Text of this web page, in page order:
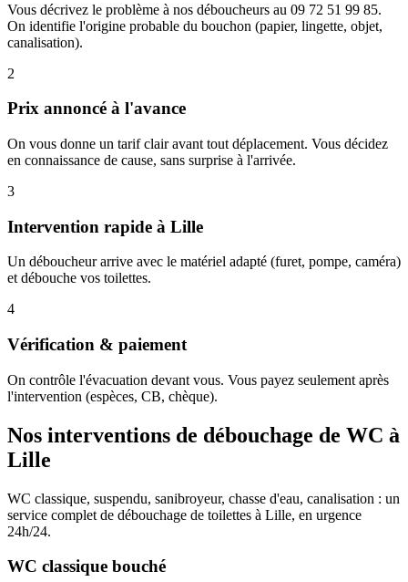
Vous décrivez le problème à nos déboucheurs au 09 72 51 99 85.
On identifie l'origine probable du bouchon (papier, lingette, objet,
canalisation).
2
Prix annoncé à l'avance
On vous donne un tarif clair avant tout déplacement. Vous décidez
en connaissance de cause, sans surprise à l'arrivée.
3
Intervention rapide à Lille
Un déboucheur arrive avec le matériel adapté (furet, pompe, caméra)
et débouche vos toilettes.
4
Vérification & paiement
On contrôle l'évacuation devant vous. Vous payez seulement après
l'intervention (espèces, CB, chèque).
Nos interventions de débouchage de WC à
Lille
WC classique, suspendu, sanibroyeur, chasse d'eau, canalisation : un
service complet de débouchage de toilettes à Lille, en urgence
24h/24.
WC classique bouché